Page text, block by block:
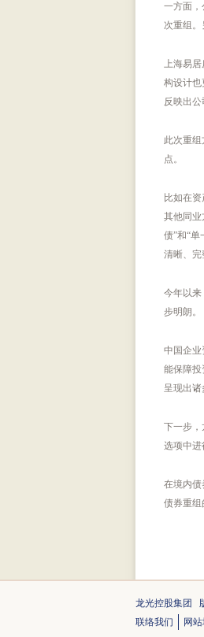
一方面，
次重组
上海易居
构设计也
反映出
此次重
点。
比如在
其他同业
债”和“
清晰、完
今年以来
步明朗。
中国企业
能保障投
呈现出
下一步，
选项中进
在境内债
债券重组
龙光控股集团
联络我们
网